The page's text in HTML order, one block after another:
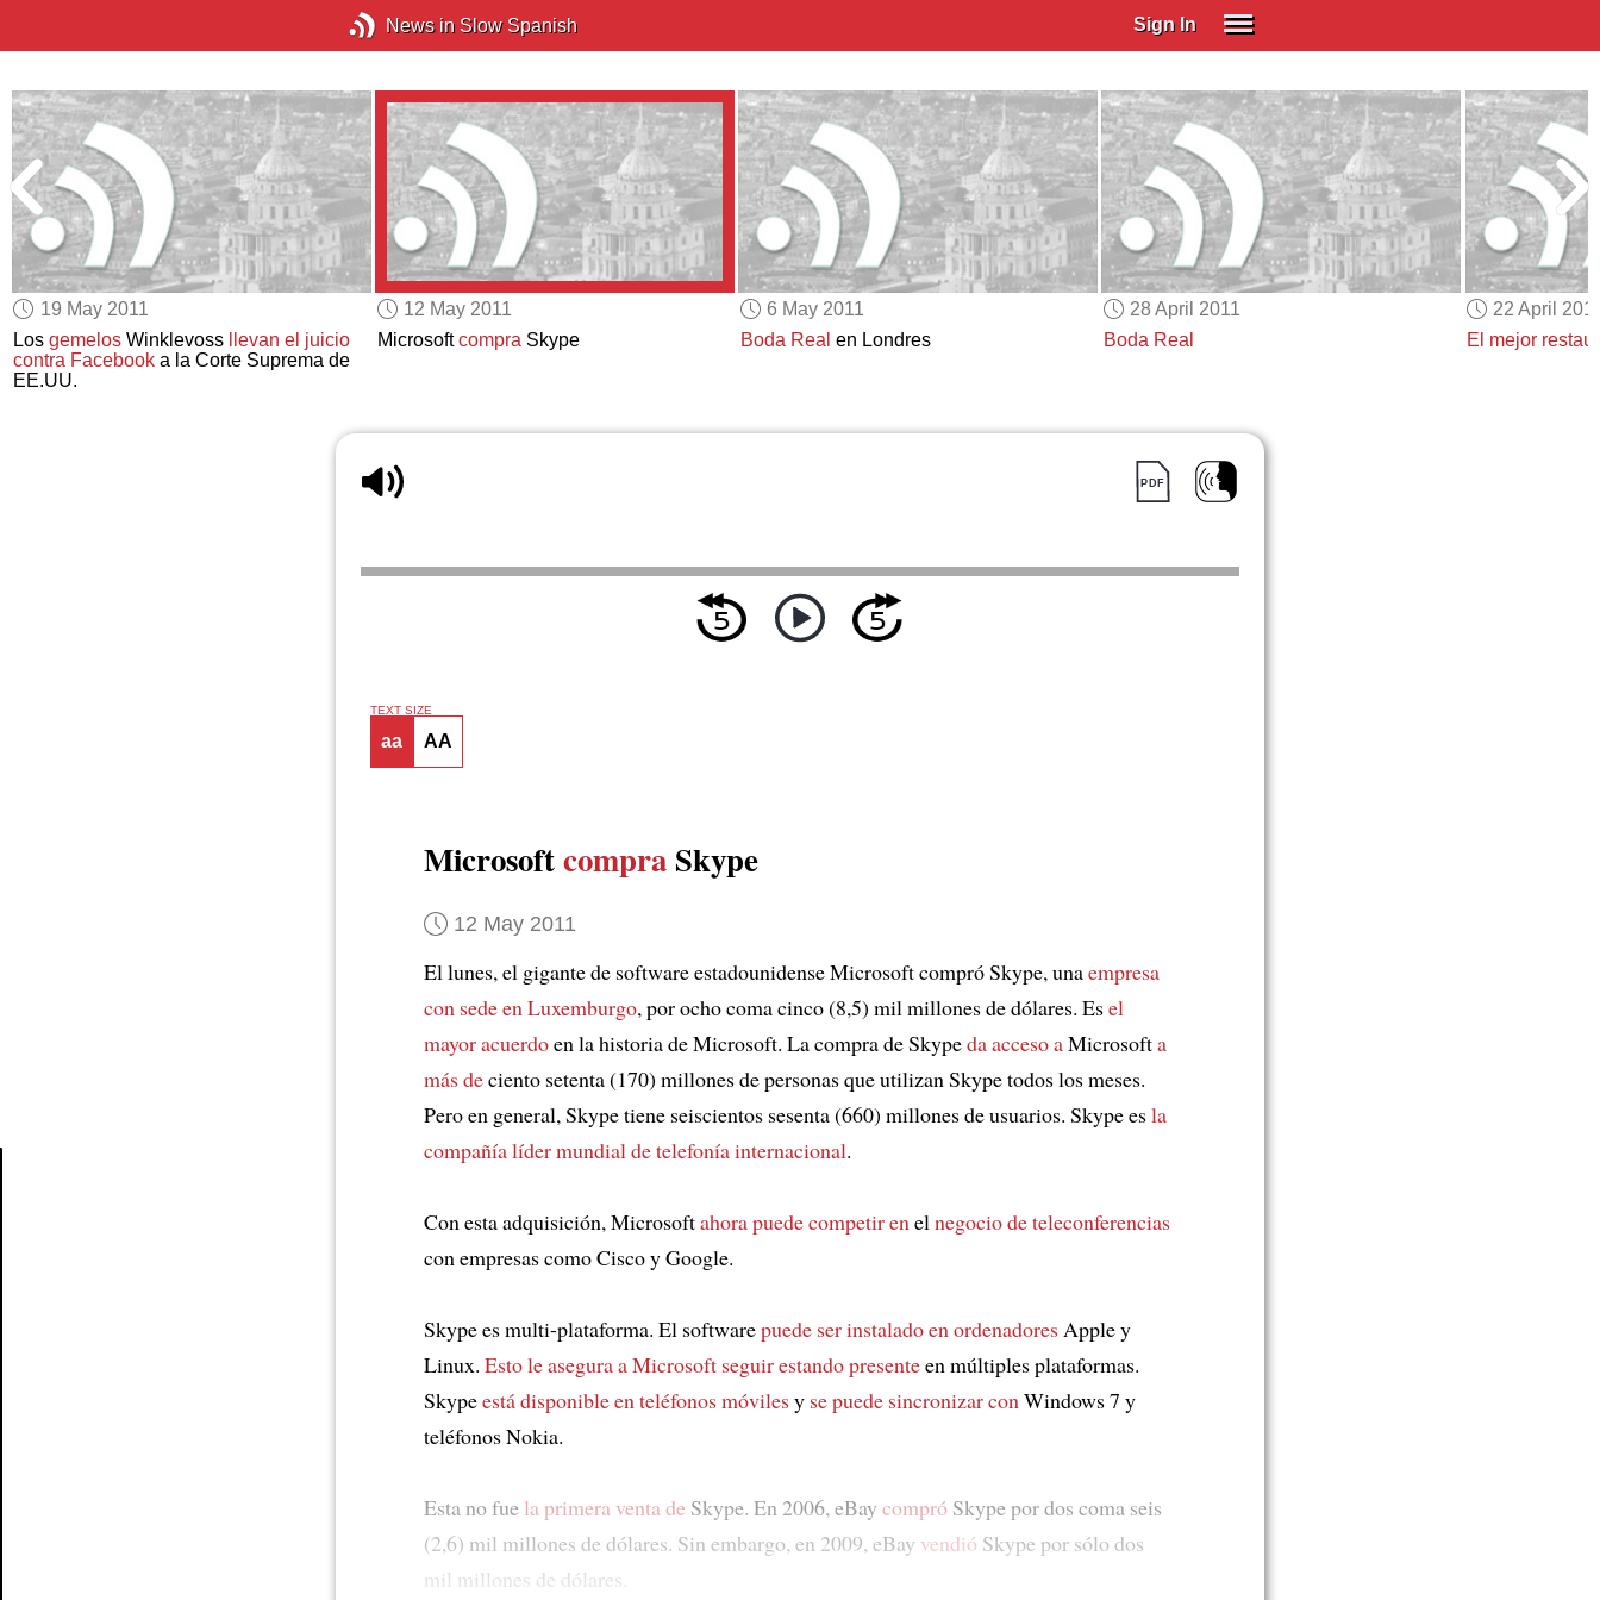
News in Slow Spanish Sign In
Spanish (Spain)
Spanish (Latino)
SUBSCRIBE
EDUCATIONAL LICENSES
GIFT CARDS
OTHER LANGUAGES
19 May 2011
Losgemelos Winklevoss
llevan el juicio
contra Facebook a la Corte Suprema de
EE.UU.
12 May 2011
MicrosoftcompraSkype
6 May 2011
Boda Real en Londres
28 April 2011
Boda Real
22 April
El mejor
TEXT SIZE
aa AA
Microsoftcompra Skype
12 May 2011
El lunes, el gigante de software estadounidense Microsoft compró Skype, unaempresa
con sede en Luxemburgo, por ocho coma cinco (8,5) mil millones de dólares. Esel
mayor acuerdoen la historia de Microsoft. La compra de Skypeda acceso aMicrosofta
más deciento setenta (170) millones de personas que utilizan Skype todos los meses.
Pero en general, Skype tiene seiscientos sesenta (660) millones de usuarios. Skype esla
compañía líder mundial de telefonía internacional.
Con esta adquisición, Microsoftahora puede competir enelnegocio de teleconferencias
con empresas como Cisco y Google.
Skype es multi-plataforma. El softwarepuede ser instalado enordenadoresApple y
Linux. Esto le asegura a Microsoft seguir estando presenteen múltiples plataformas.
Skypeestá disponible enteléfonos móvilesy se puede sincronizar conWindows 7 y
teléfonos Nokia.
Esta no fue la primera venta de Skype. En 2006, eBay compró Skype por dos coma seis
(2,6) mil millones de dólares. Sin embargo, en 2009, eBay vendió Skype por sólo dos
mil millones de dólares.